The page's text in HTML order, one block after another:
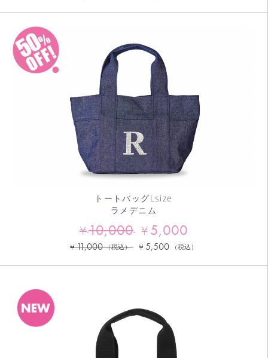
トートバッグLsize
ラメデニム
¥10,000 ¥5,000
¥11,000 （税込） ¥ 5,500 （税込）